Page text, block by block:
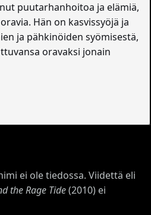
puutarhanhoitoa ja elämiä,
Hän on kasvissyöjä ja
ja pähkinöiden syömisestä,
oravaksi jonain
ei ole tiedossa. Viidettä eli
the Rage Tide(2010) ei